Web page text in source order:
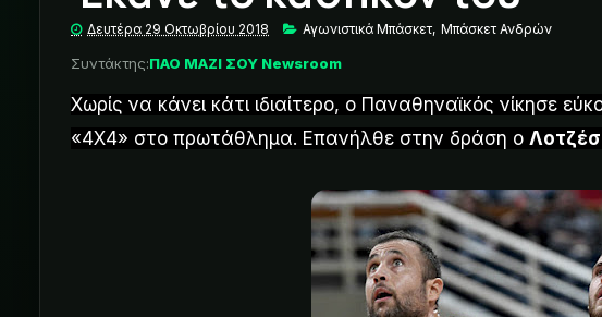
Δευτέρα 29 Οκτωβρίου 2018 Αγωνιστικά Μπάσκετ, Μπάσκετ Ανδρών
Συντάκτης:ΠΑΟ ΜΑΖΙ ΣΟΥ Newsroom
Χωρίς να κάνει κάτι ιδιαίτερο, ο Παναθηναϊκός νίκησε
«4Χ4» στο πρωτάθλημα. Επανήλθε στην δράση ο